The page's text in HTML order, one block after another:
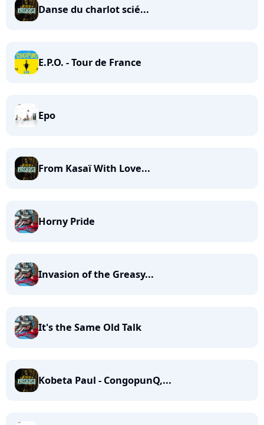
Danse du charlot scié...
E.P.O. - Tour de France
Epo
From Kasaï With Love...
Horny Pride
Invasion of the Greasy...
It's the Same Old Talk
Kobeta Paul - CongopunQ,...